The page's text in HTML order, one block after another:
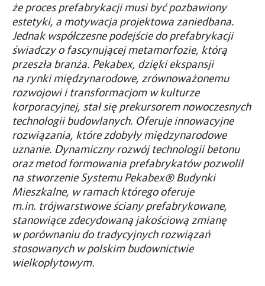
że proces prefabrykacji musi być pozbawiony
estetyki, a motywacja projektowa zaniedbana.
Jednak współczesne podejście do prefabrykacji
świadczy o fascynującej metamorfozie, którą
przeszła branża. Pekabex, dzięki ekspansji
na rynki międzynarodowe, zrównoważonemu
rozwojowi i transformacjom w kulturze
korporacyjnej, stał się prekursorem nowoczesnych
technologii budowlanych. Oferuje innowacyjne
rozwiązania, które zdobyły międzynarodowe
uznanie. Dynamiczny rozwój technologii betonu
oraz metod formowania prefabrykatów pozwolił
na stworzenie Systemu Pekabex® Budynki
Mieszkalne, w ramach którego oferuje
m.in. trójwarstwowe ściany prefabrykowane,
stanowiące zdecydowaną jakościową zmianę
w porównaniu do tradycyjnych rozwiązań
stosowanych w polskim budownictwie
wielkopłytowym.